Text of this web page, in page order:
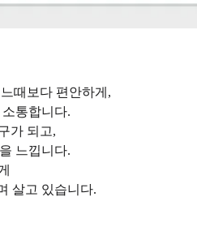
때보다 편안하게,
통합니다.
가 되고,
느낍니다.
살고 있습니다.